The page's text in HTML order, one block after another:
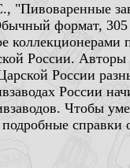
формат, 305
России.
России
России
Чтобы